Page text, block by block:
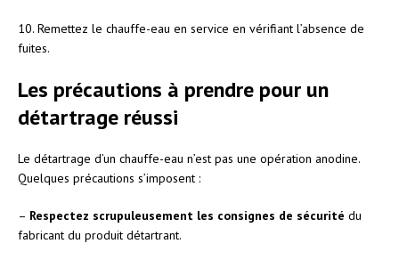
10. Remettez le chauffe-eau en service en vérifiant l’absence de
fuites.
Les précautions à prendre pour un
détartrage réussi
Le détartrage d’un chauffe-eau n’est pas une opération anodine.
Quelques précautions s’imposent :
– Respectez scrupuleusement les consignes de sécurité du
fabricant du produit détartrant.